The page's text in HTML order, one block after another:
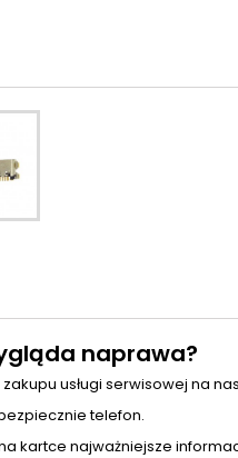
naprawa?
zakupu usługi serwisowej na
telefon.
na kartce najważniejsze